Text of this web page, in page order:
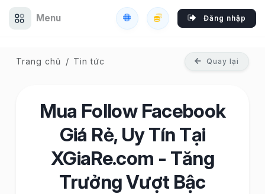
Menu Đăng nhập
Trang chủ Tin tức Quay lại
Mua Follow Facebook
Giá Rẻ, Uy Tín Tại
XGiaRe.com - Tăng
Trưởng Vượt Bậc